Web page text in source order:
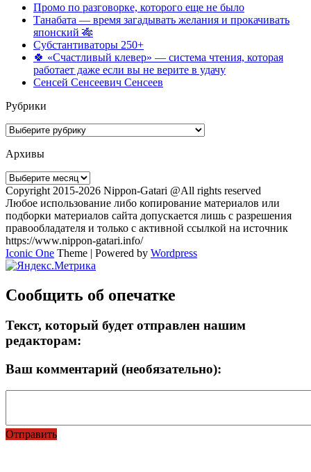
Промо по разговорке, которого еще не было
Танабата — время загадывать желания и прокачивать
японский 🎋
Субстантиваторы 250+
🍀 «Счастливый клевер» — система чтения, которая
работает даже если вы не верите в удачу
Сенсей Сенсеевич Сенсеев
Рубрики
Рубрики
Архивы
Архивы
Copyright 2015-2026 Nippon-Gatari @All rights reserved
Любое использование либо копирование материалов или
подборки материалов сайта допускается лишь с разрешения
правообладателя и только с активной ссылкой на источник
https://www.nippon-gatari.info/
Iconic One Theme | Powered by Wordpress
Сообщить об опечатке
Текст, который будет отправлен нашим
редакторам:
Ваш комментарий (необязательно):
Отправить